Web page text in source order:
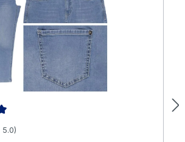
Bewertung von 5 von 5 Sternen